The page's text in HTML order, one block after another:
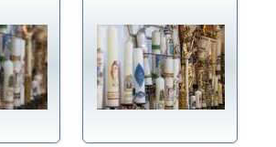
Forschung/Wissenschaft
Freizeit
Gesundheitswesen
Jahreszeit